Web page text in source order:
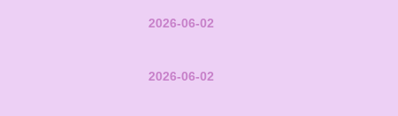
2026-06-02
2026-06-02